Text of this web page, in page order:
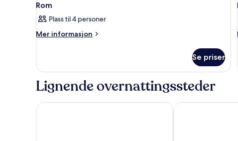
Rom
Plass til 4 personer
Mer informasjon
Mer
Se priser
Lignende overnattingssteder
Scandic Grand Örebro Best Western